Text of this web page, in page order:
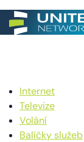
Internet
Televize
Volání
Balíčky služeb